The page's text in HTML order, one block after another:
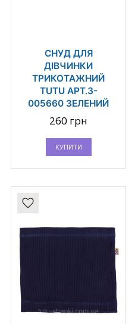
СНУД ДЛЯ
ДІВЧИНКИ
ТРИКОТАЖНИЙ
TUTU АРТ.3-
005660 ЗЕЛЕНИЙ
260 грн
КУПИТИ